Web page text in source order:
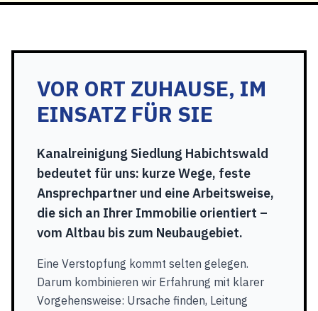
VOR ORT ZUHAUSE, IM
EINSATZ FÜR SIE
Kanalreinigung Siedlung Habichtswald
bedeutet für uns: kurze Wege, feste
Ansprechpartner und eine Arbeitsweise,
die sich an Ihrer Immobilie orientiert –
vom Altbau bis zum Neubaugebiet.
Eine Verstopfung kommt selten gelegen.
Darum kombinieren wir Erfahrung mit klarer
Vorgehensweise: Ursache finden, Leitung